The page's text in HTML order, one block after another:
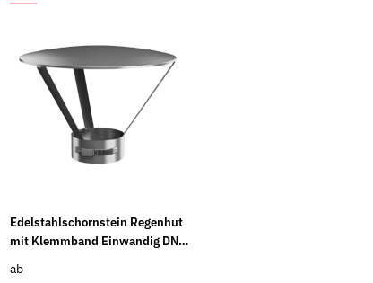
Edelstahlschornstein Regenhut
mit Klemmband Einwandig DN
ab